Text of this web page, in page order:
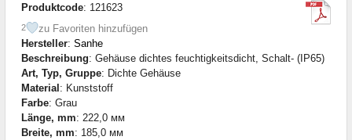
Produktcode: 121623
2
zu Favoriten hinzufügen
Hersteller: Sanhe
Beschreibung: Gehäuse dichtes feuchtigkeitsdicht, Schalt- (IP65)
Art, Typ, Gruppe: Dichte Gehäuse
Material: Kunststoff
Farbe: Grau
Länge, mm: 222,0 мм
Breite, mm: 185,0 мм